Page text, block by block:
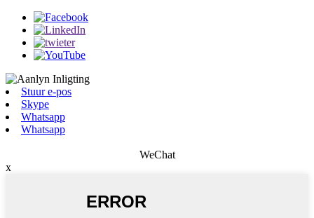
Stuur e-pos
Skype
Whatsapp
Whatsapp
WeChat
x